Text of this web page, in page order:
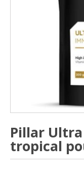
Pillar
tropical